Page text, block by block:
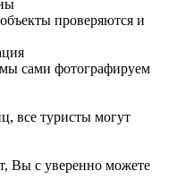
проверяются и
сами фотографируем
все туристы могут
Вы с уверенно можете